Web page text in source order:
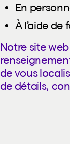
En
À l’aide
Notre site
de vous
de détails,